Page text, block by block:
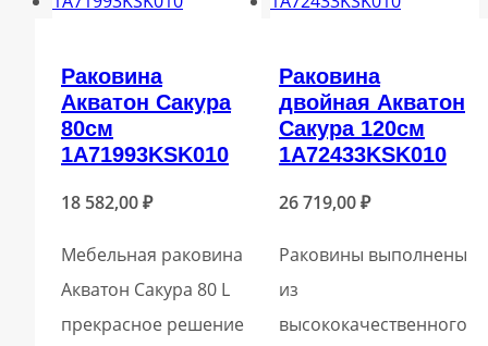
Раковина
Акватон Сакура
80см
1A71993KSK010
18 582,00₽
Мебельная раковина
Акватон Сакура 80 L
прекрасное решение
Раковина
двойная Акватон
Сакура 120см
1A72433KSK010
26 719,00₽
Раковины выполнены
из
высококачественного